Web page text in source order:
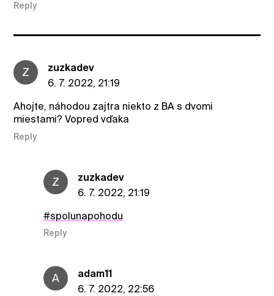
Reply
Z
zuzkadev
6. 7. 2022, 21:19
Ahojte, náhodou zajtra niekto z BA s dvomi
miestami? Vopred vďaka
Reply
Z
zuzkadev
6. 7. 2022, 21:19
#spolunapohodu
Reply
A
adam11
6. 7. 2022, 22:56